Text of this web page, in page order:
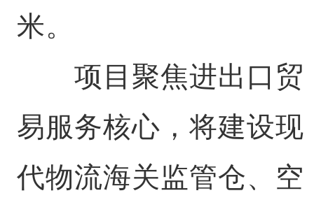
米。
项目聚焦进出口贸
易服务核心，将建设现
代物流海关监管仓、空